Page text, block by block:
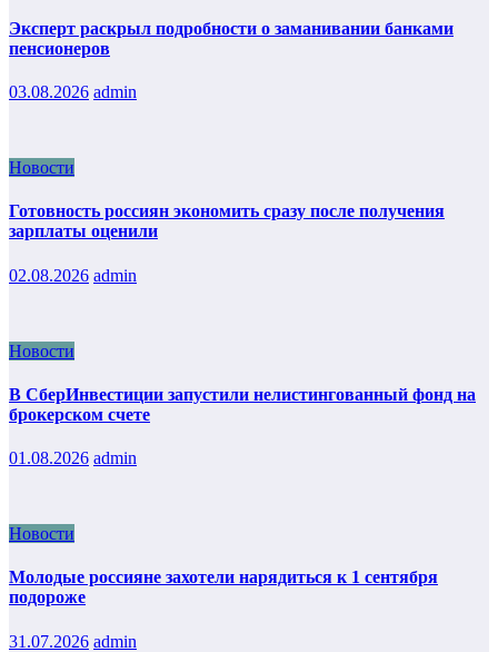
Эксперт раскрыл подробности о заманивании банками
пенсионеров
03.08.2026 admin
Новости
Готовность россиян экономить сразу после получения
зарплаты оценили
02.08.2026 admin
Новости
В СберИнвестиции запустили нелистингованный фонд на
брокерском счете
01.08.2026 admin
Новости
Молодые россияне захотели нарядиться к 1 сентября
подороже
31.07.2026 admin